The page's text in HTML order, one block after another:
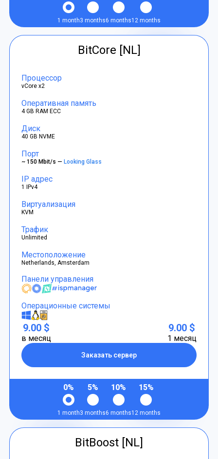
1 month3 months6 months12 months
BitCore [NL]
Процессор
vCore x2
Оперативная память
4 GB RAM ECC
Диск
40 GB NVME
Порт
~ 150 Mbit/s —Looking Glass
IP адрес
1 IPv4
Виртуализация
KVM
Трафик
Unlimited
Местоположение
Netherlands, Amsterdam
Панели управления
Операционные системы
9.00 $
в месяц
Заказать сервер
9.00 $
1 месяц
0%
1 month
5%
3 months
10%
6 months
15%
12 months
BitBoost [NL]